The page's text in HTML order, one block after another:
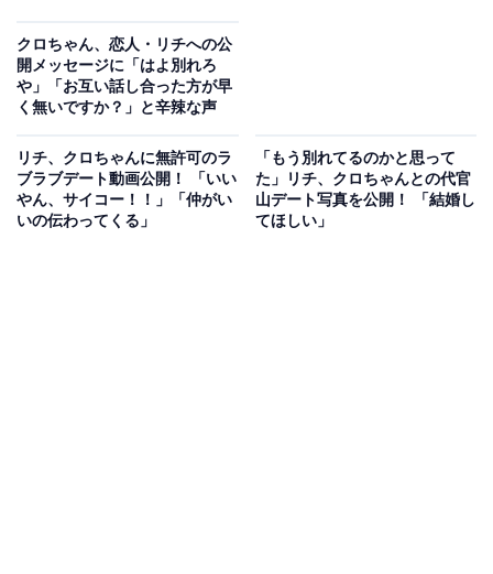
クロちゃん、恋人・リチへの公
開メッセージに「はよ別れろ
や」「お互い話し合った方が早
く無いですか？」と辛辣な声
リチ、クロちゃんに無許可のラ
ブラブデート動画公開！ 「いい
やん、サイコー！！」「仲がい
いの伝わってくる」
「もう別れてるのかと思って
た」リチ、クロちゃんとの代官
山デート写真を公開！ 「結婚し
てほしい」